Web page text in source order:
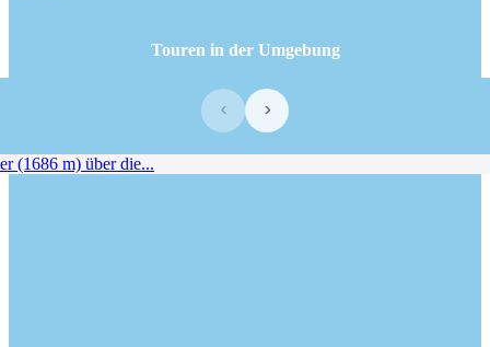
Touren in der Umgebung
‹ ›